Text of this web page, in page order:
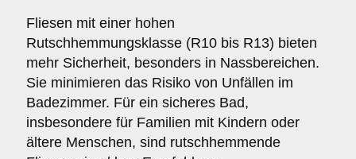
Fliesen mit einer hohen
Rutschhemmungsklasse (R10 bis R13) bieten
mehr Sicherheit, besonders in Nassbereichen.
Sie minimieren das Risiko von Unfällen im
Badezimmer. Für ein sicheres Bad,
insbesondere für Familien mit Kindern oder
ältere Menschen, sind rutschhemmende